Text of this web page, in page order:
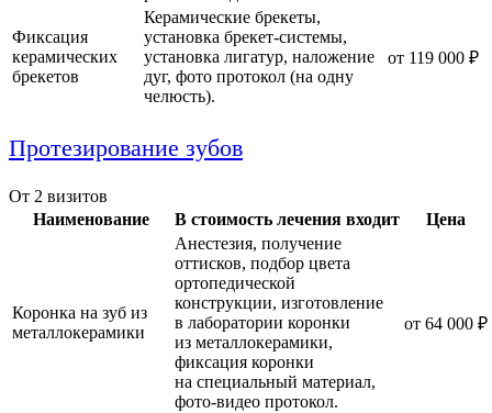
Фиксация
керамических
брекетов
Керамические брекеты,
установка брекет-системы,
установка лигатур, наложение
дуг, фото протокол (на одну
челюсть).
от 119 000 ₽
Протезирование зубов
От 2 визитов
Наименование
В стоимость лечения входит Цена
Коронка на зуб из
металлокерамики
Анестезия, получение
оттисков, подбор цвета
ортопедической
конструкции, изготовление
в лаборатории коронки
из металлокерамики,
фиксация коронки
на специальный материал,
фото-видео протокол.
от 64 000 ₽